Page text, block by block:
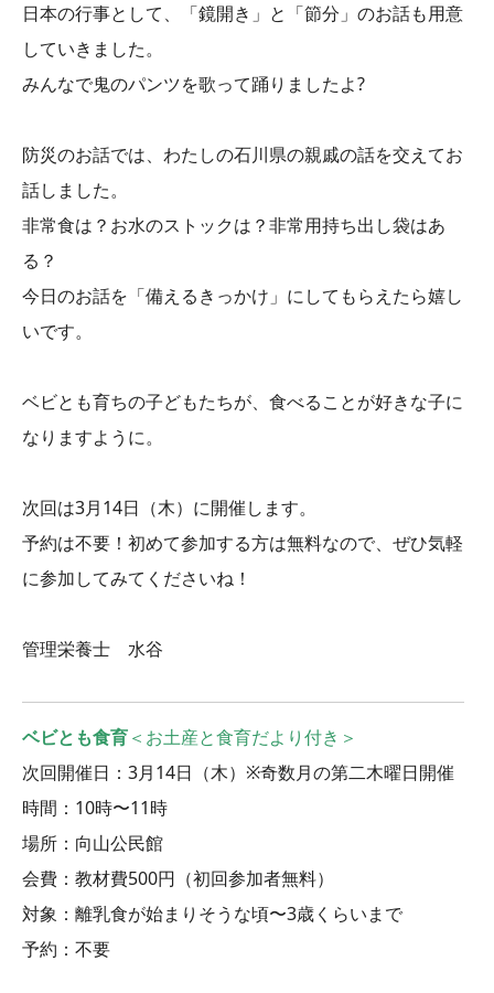
日本の行事として、「鏡開き」と「節分」のお話も用意
していきました。
みんなで鬼のパンツを歌って踊りましたよ?
防災のお話では、わたしの石川県の親戚の話を交えてお
話しました。
非常食は？お水のストックは？非常用持ち出し袋はあ
る？
今日のお話を「備えるきっかけ」にしてもらえたら嬉し
いです。
ベビとも育ちの子どもたちが、食べることが好きな子に
なりますように。
次回は3月14日（木）に開催します。
予約は不要！初めて参加する方は無料なので、ぜひ気軽
に参加してみてくださいね！
管理栄養士 水谷
ベビとも食育＜お土産と食育だより付き＞
次回開催日：3月14日（木）※奇数月の第二木曜日開催
時間：10時〜11時
場所：向山公民館
会費：教材費500円（初回参加者無料）
対象：離乳食が始まりそうな頃〜3歳くらいまで
予約：不要